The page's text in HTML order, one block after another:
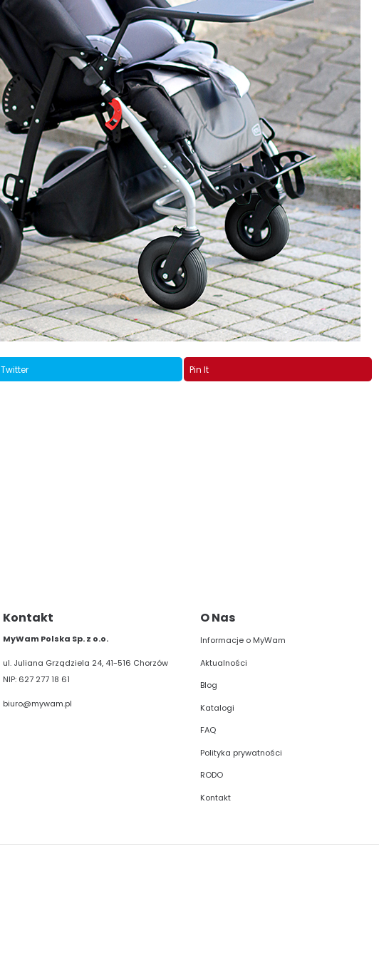
Twitter Pin It
Kontakt
MyWam Polska Sp. z o.o.
ul. Juliana Grządziela 24, 41-516 Chorzów
NIP: 627 277 18 61
biuro@mywam.pl
O Nas
Informacje o MyWam
Aktualności
Blog
Katalogi
FAQ
Polityka prywatności
RODO
Kontakt